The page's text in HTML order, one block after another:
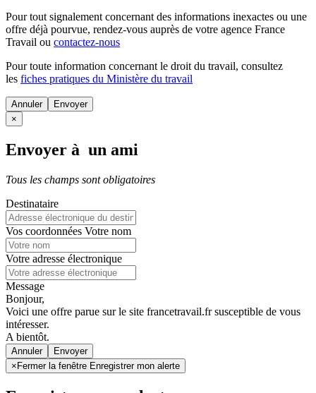
Pour tout signalement concernant des informations inexactes ou une
offre déjà pourvue, rendez-vous auprès de votre agence France
Travail ou contactez-nous
Pour toute information concernant le droit du travail, consultez
les fiches pratiques du Ministère du travail
Annuler
×
Envoyer à un ami
Tous les champs sont obligatoires
Destinataire
Vos coordonnées Votre nom
Votre adresse électronique
Message
Bonjour,
Voici une offre parue sur le site francetravail.fr susceptible de vous
intéresser.
A bientôt.
Annuler
× Fermer la fenêtre Enregistrer mon alerte